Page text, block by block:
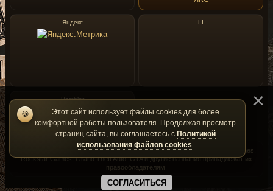
Яндекс LI
Rambler
GtaMania — фан-сайт и не является официальным сайтом Rockstar Games.
Rockstar Games, Grand Theft Auto, GTA и другие названия принадлежат их
правообладателям.
🍪
Этот сайт использует файлы cookies для более
комфортной работы пользователя. Продолжая просмотр
страниц сайта, вы соглашаетесь с Политикой
использования файлов cookies.
СОГЛАСИТЬСЯ